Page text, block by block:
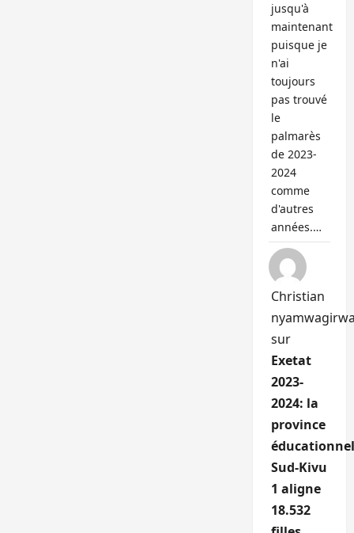
jusqu'à
maintenant
puisque je
n'ai
toujours
pas trouvé
le
palmarès
de 2023-
2024
comme
d'autres
années.…
Christian
sur
Exetat
2023-
2024: la
province
Sud-Kivu
1 aligne
18.532